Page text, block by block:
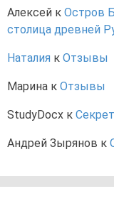
Алексей к Остров
столица древней
Наталия к Отзывы
Марина к Отзывы
StudyDocx к
Андрей Зырянов к